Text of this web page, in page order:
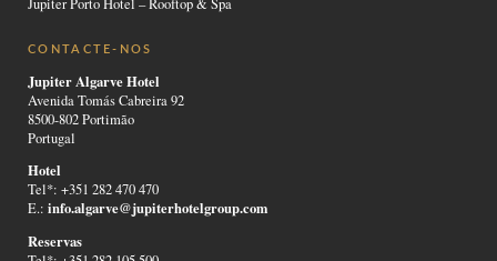
CONTACTE-NOS
Jupiter Algarve Hotel
Avenida Tomás Cabreira 92
8500-802 Portimão
Portugal
Hotel
Tel*: +351 282 470 470
E.:info.algarve@jupiterhotelgroup.com
Reservas